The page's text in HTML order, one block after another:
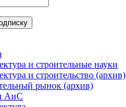
и строительные науки
и строительство (архив)
рынок (архив)
АиС